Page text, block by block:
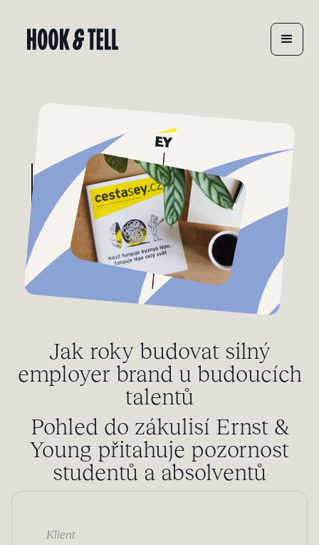
Jak roky budovat silný
employer brand u budoucích
talentů
Pohled do zákulisí Ernst &
Young přitahuje pozornost
studentů a absolventů
Klient